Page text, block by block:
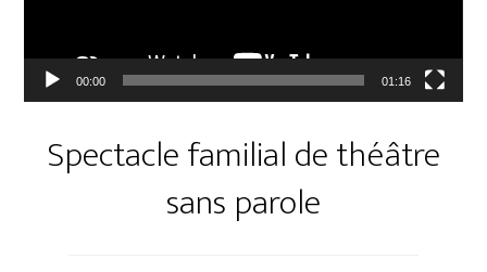
00:00 01:16
Spectacle familial de théâtre
sans parole